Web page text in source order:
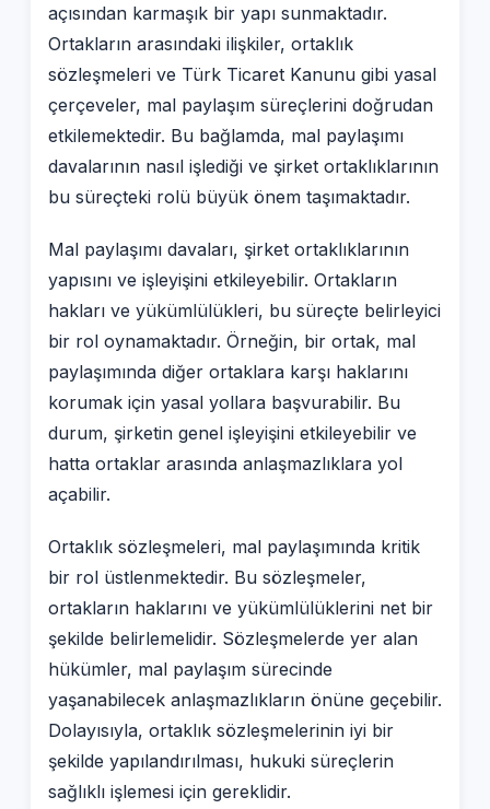
açısından karmaşık bir yapı sunmaktadır.
Ortakların arasındaki ilişkiler, ortaklık
sözleşmeleri ve Türk Ticaret Kanunu gibi yasal
çerçeveler, mal paylaşım süreçlerini doğrudan
etkilemektedir. Bu bağlamda, mal paylaşımı
davalarının nasıl işlediği ve şirket ortaklıklarının
bu süreçteki rolü büyük önem taşımaktadır.
Mal paylaşımı davaları, şirket ortaklıklarının
yapısını ve işleyişini etkileyebilir. Ortakların
hakları ve yükümlülükleri, bu süreçte belirleyici
bir rol oynamaktadır. Örneğin, bir ortak, mal
paylaşımında diğer ortaklara karşı haklarını
korumak için yasal yollara başvurabilir. Bu
durum, şirketin genel işleyişini etkileyebilir ve
hatta ortaklar arasında anlaşmazlıklara yol
açabilir.
Ortaklık sözleşmeleri, mal paylaşımında kritik
bir rol üstlenmektedir. Bu sözleşmeler,
ortakların haklarını ve yükümlülüklerini net bir
şekilde belirlemelidir. Sözleşmelerde yer alan
hükümler, mal paylaşım sürecinde
yaşanabilecek anlaşmazlıkların önüne geçebilir.
Dolayısıyla, ortaklık sözleşmelerinin iyi bir
şekilde yapılandırılması, hukuki süreçlerin
sağlıklı işlemesi için gereklidir.